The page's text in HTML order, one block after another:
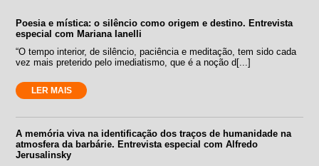
Poesia e mística: o silêncio como origem e destino. Entrevista
especial com Mariana Ianelli
“O tempo interior, de silêncio, paciência e meditação, tem sido cada
vez mais preterido pelo imediatismo, que é a noção d[...]
LER MAIS
A memória viva na identificação dos traços de humanidade na
atmosfera da barbárie. Entrevista especial com Alfredo
Jerusalinsky